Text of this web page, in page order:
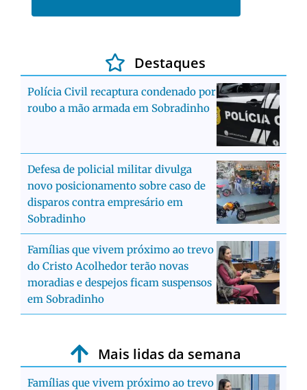
Destaques
Polícia Civil recaptura condenado por
roubo a mão armada em Sobradinho
Defesa de policial militar divulga
novo posicionamento sobre caso de
disparos contra empresário em
Sobradinho
Famílias que vivem próximo ao trevo
do Cristo Acolhedor terão novas
moradias e despejos ficam suspensos
em Sobradinho
Mais lidas da semana
Famílias que vivem próximo ao trevo